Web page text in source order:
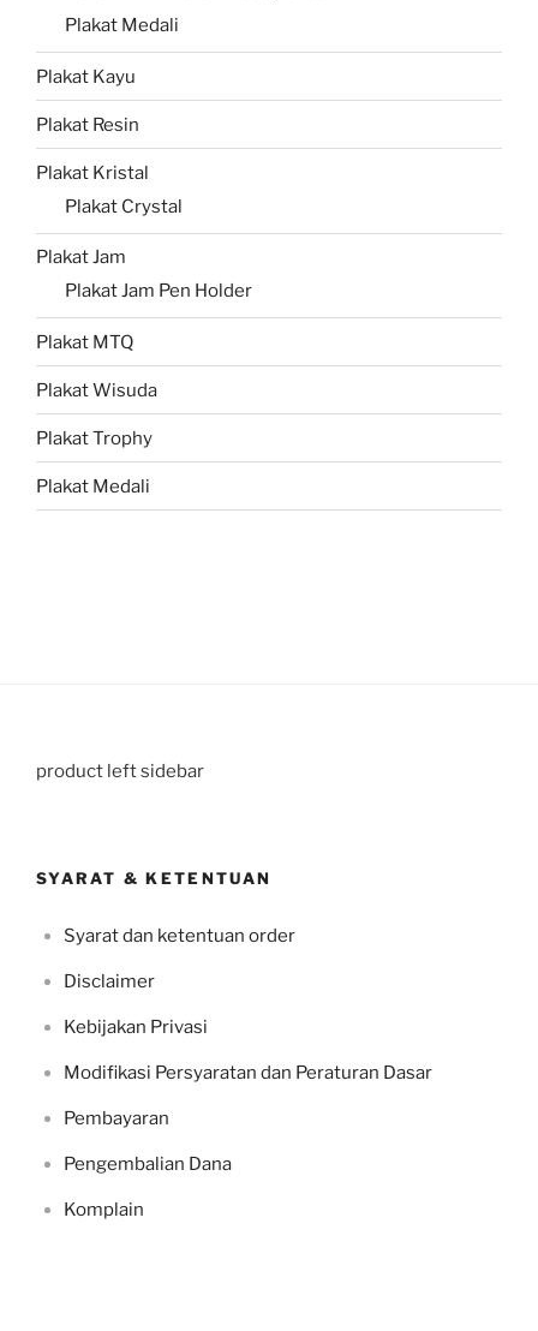
Plakat Medali
Plakat Kayu
Plakat Resin
Plakat Kristal
Plakat Crystal
Plakat Jam
Plakat Jam Pen Holder
Plakat MTQ
Plakat Wisuda
Plakat Trophy
Plakat Medali
product left sidebar
SYARAT & KETENTUAN
Syarat dan ketentuan order
Disclaimer
Kebijakan Privasi
Modifikasi Persyaratan dan Peraturan Dasar
Pembayaran
Pengembalian Dana
Komplain